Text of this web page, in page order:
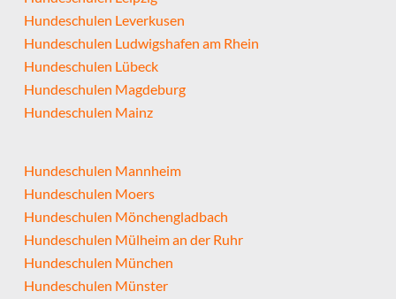
Hundeschulen Leverkusen
Hundeschulen Ludwigshafen am Rhein
Hundeschulen Lübeck
Hundeschulen Magdeburg
Hundeschulen Mainz
Hundeschulen Mannheim
Hundeschulen Moers
Hundeschulen Mönchengladbach
Hundeschulen Mülheim an der Ruhr
Hundeschulen München
Hundeschulen Münster